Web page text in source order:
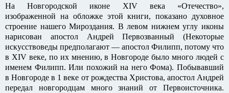
На Новгородской иконе XIV века «Отечество»,
изображенной на обложке этой книги, показано духовное
строение нашего Мироздания. В левом нижнем углу иконы
нарисован апостол Андрей Первозванный (Некоторые
искусствоведы предполагают — апостол Филипп, потому что
в XIV веке, по их мнению, в Новгороде было много людей с
именем Филипп. Или похожий на него Фома). Побывавший
в Новгороде в 1 веке от рождества Христова, апостол Андрей
передал новгородцам много знаний от Первоисточника.